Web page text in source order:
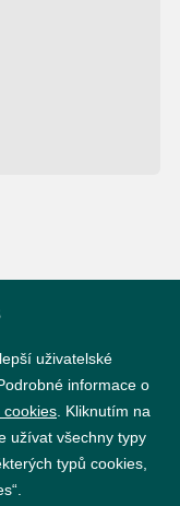
uživatelské
informace o
. Kliknutím na
užívat všechny typy
typů cookies,